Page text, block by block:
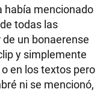
había mencionado
todas las
un bonaerense
y simplemente
en los textos pero
ni se mencionó,